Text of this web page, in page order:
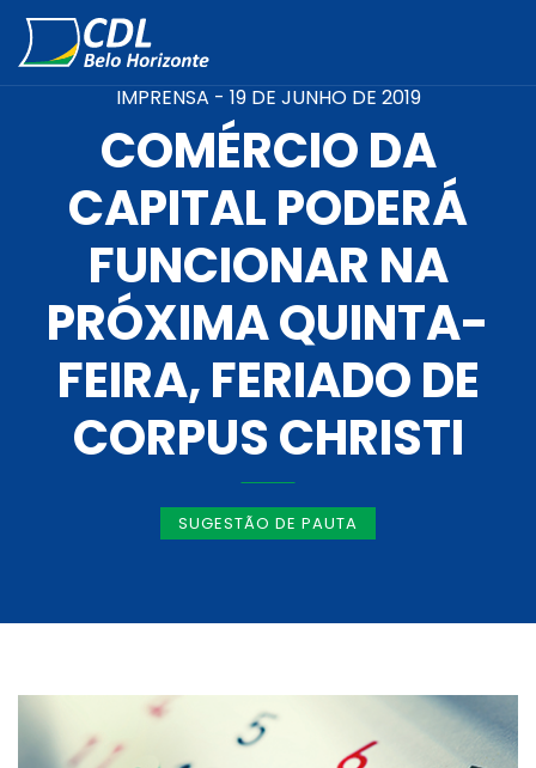
IMPRENSA - 19 DE JUNHO DE 2019
COMÉRCIO DA
CAPITAL PODERÁ
FUNCIONAR NA
PRÓXIMA QUINTA-
FEIRA, FERIADO DE
CORPUS CHRISTI
SUGESTÃO DE PAUTA